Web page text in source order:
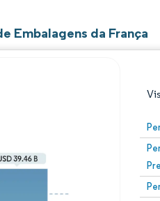
Embalagens da França